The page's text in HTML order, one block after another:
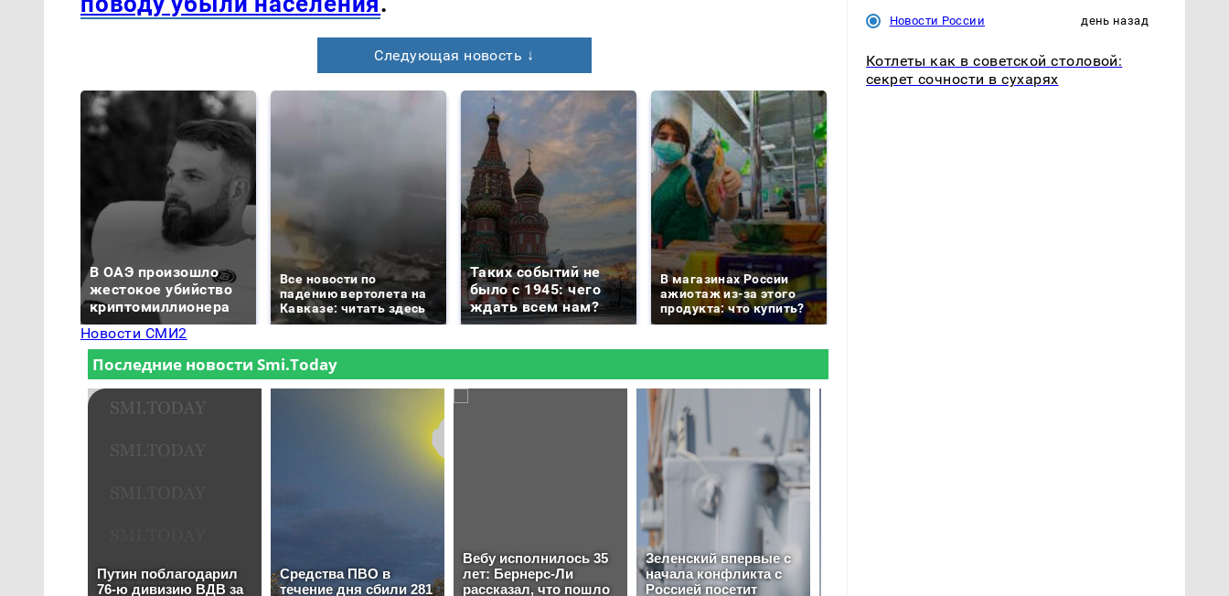
Следующая новость ↓
В ОАЭ произошло
жестокое убийство
криптомиллионера
Все новости по
падению вертолета на
Кавказе: читать здесь
Таких событий не
было с 1945: чего
ждать всем нам?
В магазинах России
ажиотаж из-за этого
продукта: что купить?
Новости СМИ2
Новости России день назад
Котлеты как в советской столовой:
секрет сочности в сухарях